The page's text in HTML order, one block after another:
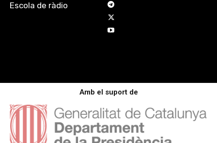
Escola de ràdio
Amb el suport de